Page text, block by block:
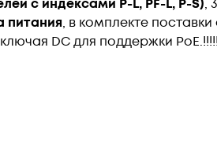
с индексами P-L, PF-L, P-S),
питания, в комплекте
DC для поддержки